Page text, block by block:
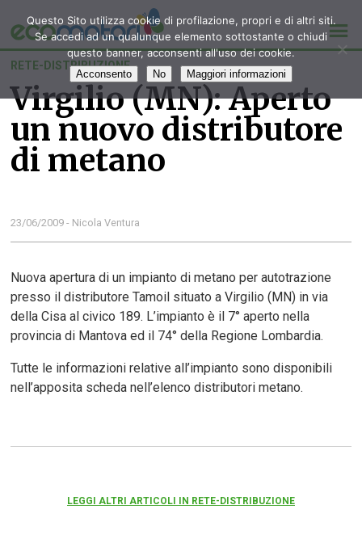
RETE-DISTRIBUZIONE
Virgilio (MN): Aperto
un nuovo distributore
di metano
23/06/2009 - Nicola Ventura
Nuova apertura di un impianto di metano per autotrazione
presso il distributore Tamoil situato a Virgilio (MN) in via
della Cisa al civico 189. L’impianto è il 7° aperto nella
provincia di Mantova ed il 74° della Regione Lombardia.
Tutte le informazioni relative all’impianto sono disponibili
nell’apposita scheda nell’elenco distributori metano.
LEGGI ALTRI ARTICOLI IN RETE-DISTRIBUZIONE
Questo Sito utilizza cookie di profilazione, propri e di altri siti.
Se accedi ad un qualunque elemento sottostante o chiudi
questo banner, acconsenti all'uso dei cookie.
Acconsento No Maggiori informazioni